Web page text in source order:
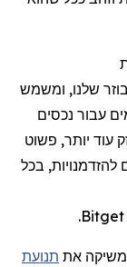
שלנו, ומשמש
עבור נכסים
עוד יותר, פשוט
בכל
Bitget
.
משיקה את תנועת